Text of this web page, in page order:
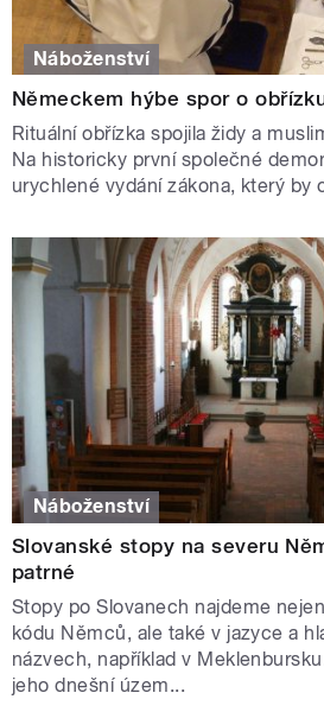
Náboženství
Německem hýbe spor o
Rituální obřízka spojila židy a
Na historicky první společné
urychlené vydání zákona, který by
Náboženství
Slovanské stopy na severu
patrné
Stopy po Slovanech najdeme
kódu Němců, ale také v jazyce a
názvech, například v
jeho dnešní územ...